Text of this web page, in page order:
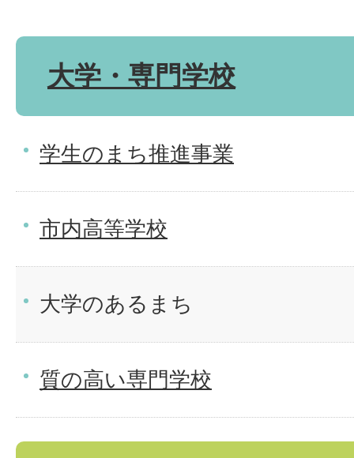
大学・専門学校
学生のまち推進事業
市内高等学校
大学のあるまち
質の高い専門学校